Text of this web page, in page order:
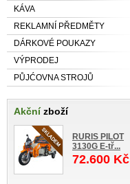
KÁVA
REKLAMNÍ PŘEDMĚTY
DÁRKOVÉ POUKAZY
VÝPRODEJ
PŮJĆOVNA STROJŮ
Akčnízboží
RURIS PILOT
3130G E-tř...
72.600 Kč